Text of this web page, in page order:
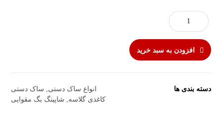
افزودن به سبد خرید
دسته بندی ها انواع ساک دستی
ساک دستی
کاغذی گلاسه
شاپینگ بگ مقوایی